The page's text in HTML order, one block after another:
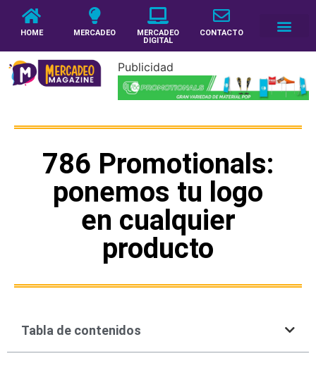
HOME MERCADEO
MERCADEO
DIGITAL
CONTACTO
Publicidad
786 Promotionals:
ponemos tu logo
en cualquier
producto
Tabla de contenidos